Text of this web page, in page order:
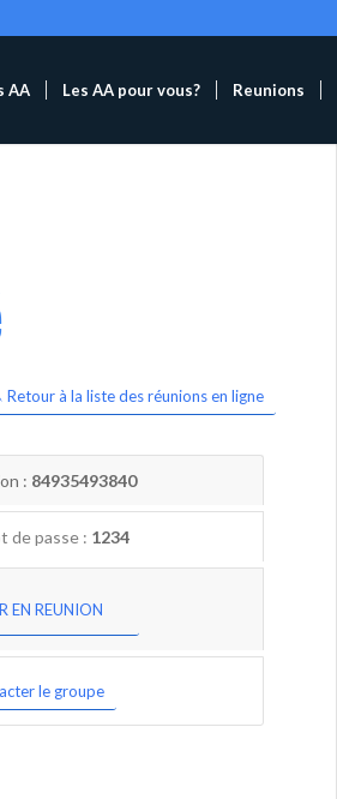
AA Les AA pour vous? Reunions
Retour à la liste des réunions en ligne
: 84935493840
de passe : 1234
EN REUNION
le groupe